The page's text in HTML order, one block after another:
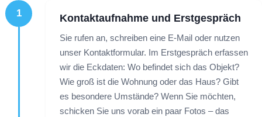
1 Kontaktaufnahme und Erstgespräch
Sie rufen an, schreiben eine E-Mail oder nutzen
unser Kontaktformular. Im Erstgespräch erfassen
wir die Eckdaten: Wo befindet sich das Objekt?
Wie groß ist die Wohnung oder das Haus? Gibt
es besondere Umstände? Wenn Sie möchten,
schicken Sie uns vorab ein paar Fotos – das